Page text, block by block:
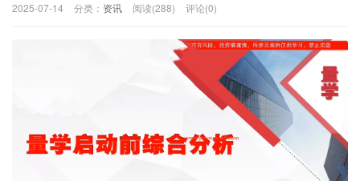
2025-07-14 分类： 资讯 阅读(288) 评论(0)